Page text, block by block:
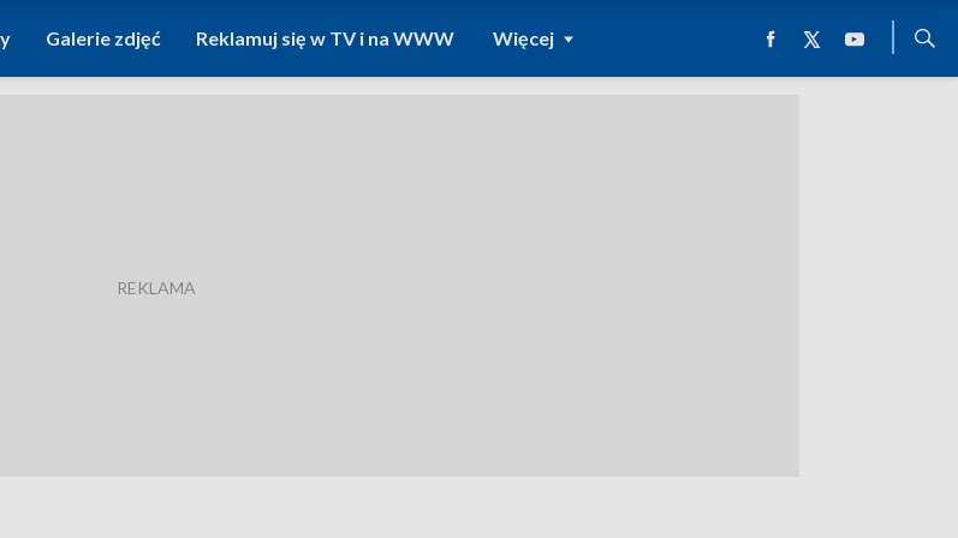
Galerie zdjęć Reklamuj się w TV i na WWW Więcej